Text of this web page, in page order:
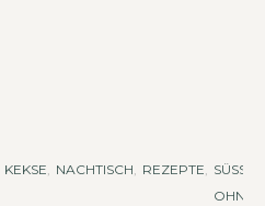
KEKSE, NACHTISCH, REZEPTE, SÜSSES O
HNE B